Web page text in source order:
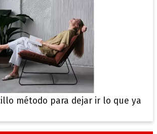
método para dejar ir lo que ya